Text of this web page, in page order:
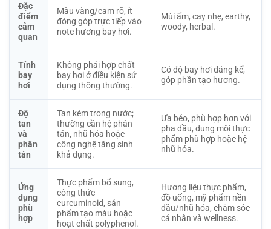
Đặc
điểm
cảm
quan
Màu vàng/cam rõ, ít
đóng góp trực tiếp vào
note hương bay hơi.
Mùi ấm, cay nhẹ, earthy,
woody, herbal.
Tính
bay
hơi
Không phải hợp chất
bay hơi ở điều kiện sử
dụng thông thường.
Có độ bay hơi đáng kể,
góp phần tạo hương.
Độ
tan
và
phân
tán
Tan kém trong nước;
thường cần hệ phân
tán, nhũ hóa hoặc
công nghệ tăng sinh
khả dụng.
Ưa béo, phù hợp hơn với
pha dầu, dung môi thực
phẩm phù hợp hoặc hệ
nhũ hóa.
Ứng
dụng
phù
hợp
Thực phẩm bổ sung,
công thức
curcuminoid, sản
phẩm tạo màu hoặc
hoạt chất polyphenol.
Hương liệu thực phẩm,
đồ uống, mỹ phẩm nền
dầu/nhũ hóa, chăm sóc
cá nhân và wellness.